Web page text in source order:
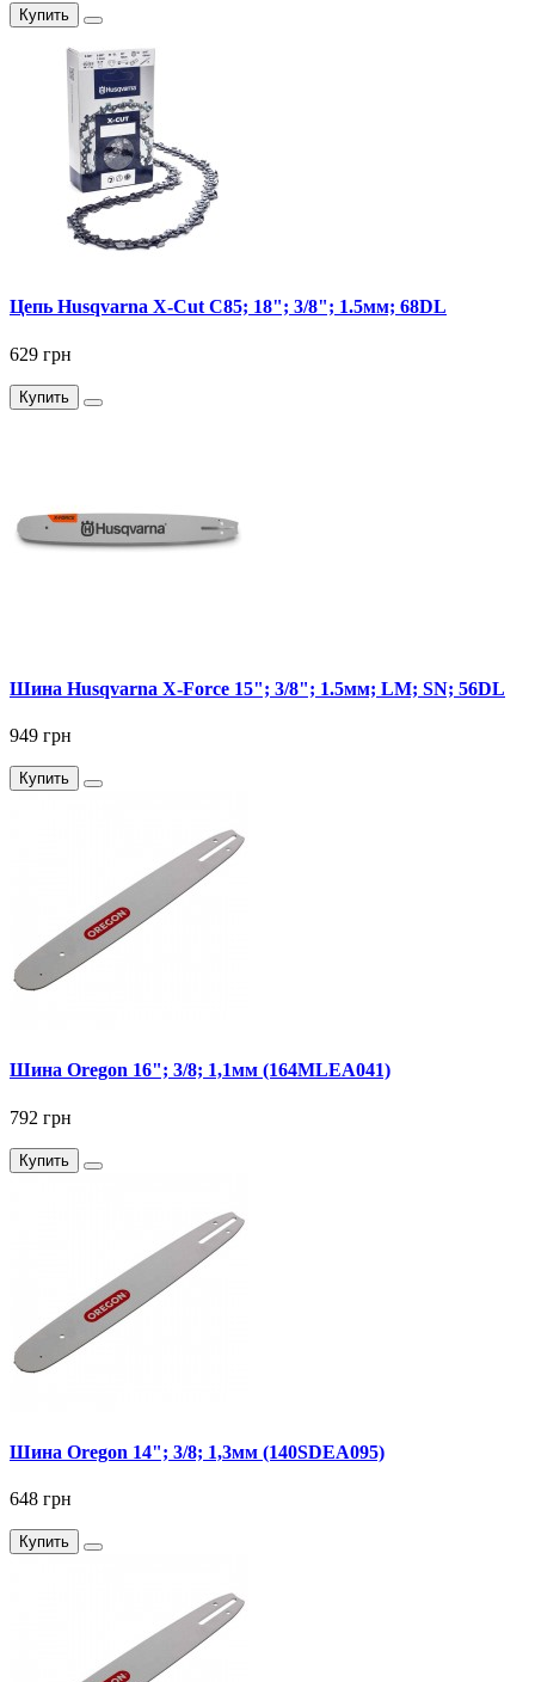
Купить
Цепь Husqvarna X-Cut C85; 18"; 3/8"; 1.5мм; 68DL
629 грн
Купить
Шина Husqvarna X-Force 15"; 3/8"; 1.5мм; LM; SN; 56DL
949 грн
Купить
Шина Oregon 16"; 3/8; 1,1мм (164MLEA041)
792 грн
Купить
Шина Oregon 14"; 3/8; 1,3мм (140SDEA095)
648 грн
Купить